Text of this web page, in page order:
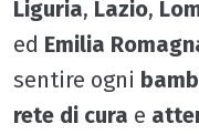
Liguria, Lazio,
ed Emilia
sentire ogni
rete di cura e